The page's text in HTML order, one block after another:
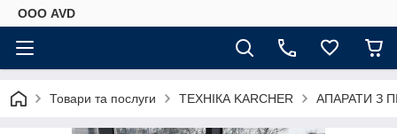
ООО AVD
Товари та послуги ТЕХНІКА KARCHER АПАРАТИ З